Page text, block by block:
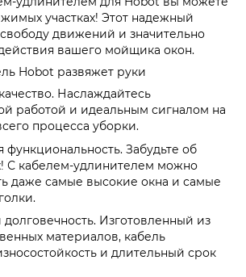
участках! Этот надежный
движений и значительно
вашего мойщика окон.
Hobot развяжет руки
Наслаждайтесь
работой и идеальным сигналом на
процесса уборки.
функциональность. Забудьте об
С кабелем-удлинителем можно
даже самые высокие окна и самые
Изготовленный из
материалов, кабель
и длительный срок